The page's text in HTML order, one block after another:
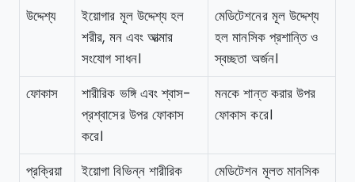
উদ্দেশ্য
ইয়োগার মূল উদ্দেশ্য হল
শরীর, মন এবং আত্মার
সংযোগ সাধন।
মেডিটেশনের মূল উদ্দেশ্য
হল মানসিক প্রশান্তি ও
স্বচ্ছতা অর্জন।
ফোকাস
শারীরিক ভঙ্গি এবং শ্বাস-
প্রশ্বাসের উপর ফোকাস
করে।
মনকে শান্ত করার উপর
ফোকাস করে।
প্রক্রিয়া
ইয়োগা বিভিন্ন শারীরিক
মেডিটেশন মূলত মানসিক